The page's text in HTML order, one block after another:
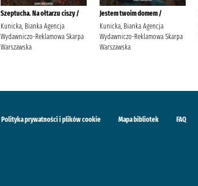
Szeptucha. Na ołtarzu ciszy /
Kunicka, Bianka Agencja
Wydawniczo-Reklamowa Skarpa
Warszawska
Jestem twoim domem /
Kunicka, Bianka Agencja
Wydawniczo-Reklamowa Skarpa
Warszawska
Polityka prywatności i plików cookie Mapa bibliotek FAQ